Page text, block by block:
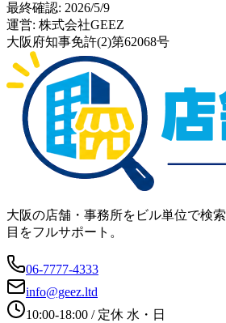
最終確認: 2026/5/9
運営: 株式会社GEEZ
大阪府知事免許(2)第62068号
大阪の店舗・事務所をビル単位で検
目をフルサポート。
06-7777-4333
info@geez.ltd
10:00-18:00 / 定休 水・日